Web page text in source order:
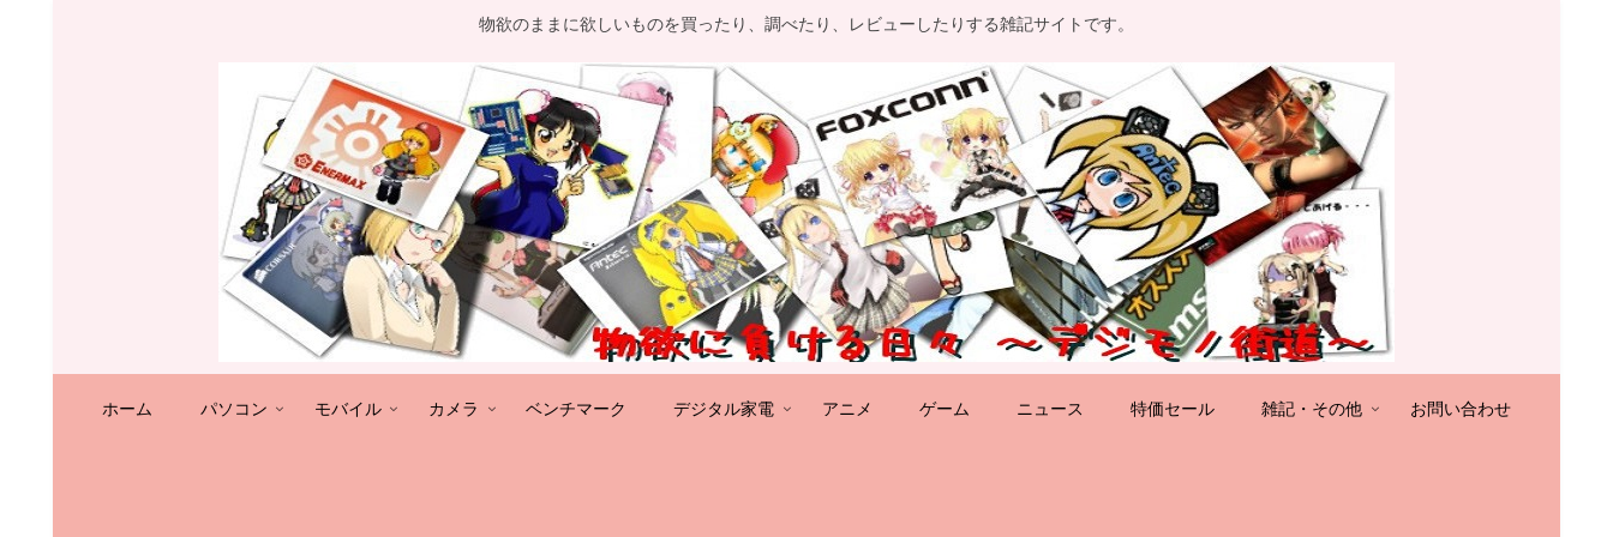
物欲のままに欲しいものを買ったり、調べたり、レビューしたりする雑記サイトです。
ホーム パソコン モバイル カメラ ベンチマーク デジタル家電 アニメ ゲーム ニュース 特価セール 雑記・その他 お問い合わせ